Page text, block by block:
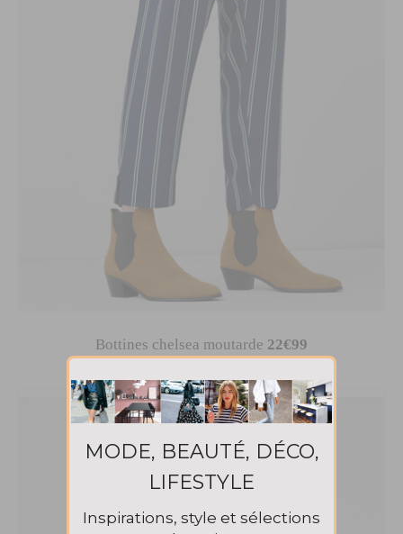
Bottines chelsea moutarde 22€99
MODE, BEAUTÉ, DÉCO,
LIFESTYLE
Inspirations, style et sélections